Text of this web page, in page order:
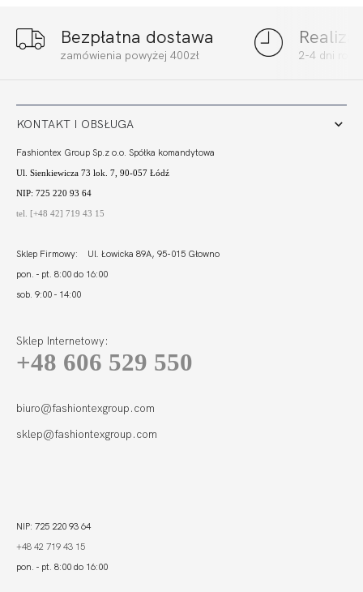
Bezpłatna dostawa
zamówienia powyżej 400zł 2-4 dni
KONTAKT I OBSŁUGA
Fashiontex Group Sp.z o.o. Spółka komandytowa
Ul. Sienkiewicza 73 lok. 7, 90-057 Łódź
NIP: 725 220 93 64
tel. [+48 42] 719 43 15
Sklep Firmowy: Ul. Łowicka 89A, 95-015 Głowno
pon. - pt. 8:00 do 16:00
sob. 9:00 - 14:00
Sklep Internetowy:
+48 606 529 550
biuro@fashiontexgroup.com
sklep@fashiontexgroup.com
NIP: 725 220 93 64
+48 42 719 43 15
pon. - pt. 8:00 do 16:00